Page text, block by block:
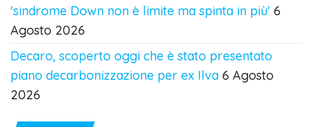
'sindrome Down non è limite ma spinta in più' 6
Agosto 2026
Decaro, scoperto oggi che è stato presentato
piano decarbonizzazione per ex Ilva 6 Agosto
2026